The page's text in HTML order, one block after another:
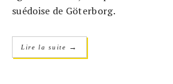
suédoise de Göterborg.
Lire la suite →